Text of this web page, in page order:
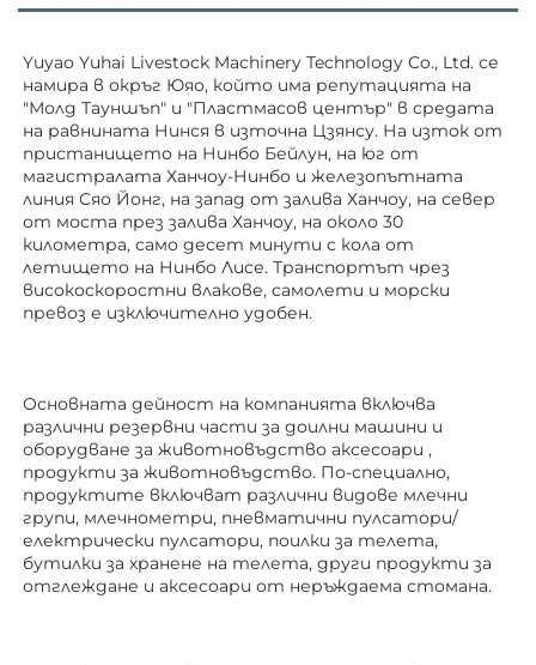
Yuyao Yuhai Livestock Machinery Technology Co., Ltd. се
намира в окръг Юяо, който има репутацията на
"Молд Тауншъп" и "Пластмасов център" в средата
на равнината Нинся в източна Цзянсу. На изток от
пристанището на Нинбо Бейлун, на юг от
магистралата Ханчоу-Нинбо и железопътната
линия Сяо Йонг, на запад от залива Ханчоу, на север
от моста през залива Ханчоу, на около 30
километра, само десет минути с кола от
летището на Нинбо Лисе. Транспортът чрез
високоскоростни влакове, самолети и морски
превоз е изключително удобен.
Основната дейност на компанията включва
различни резервни части за доилни машини и
оборудване за животновъдство аксесоари ,
продукти за животновъдство. По-специално,
продуктите включват различни видове млечни
групи, млечнометри, пневматични пулсатори/
електрически пулсатори, поилки за телета,
бутилки за хранене на телета, други продукти за
отглеждане и аксесоари от неръждаема стомана.